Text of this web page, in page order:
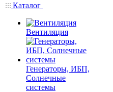
Каталог
Вентиляция
Генераторы, ИБП,
Солнечные
системы